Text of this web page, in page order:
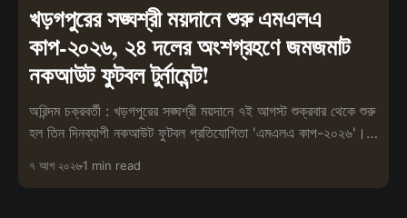
খড়গপুরের সঙ্ঘশ্রী ময়দানে শুরু এমএলএ
কাপ-২০২৬, ২৪ দলের অংশগ্রহণে জমজমাট
নকআউট ফুটবল টুর্নামেন্ট!
অরিন্দম চক্রবর্তী : খড়গপুরের সঙ্ঘশ্রী ময়দানে ৭ই আগস্ট শুক্রবার থেকে শুরু
হল তিন দিনব্যাপী নকআউট ফুটবল প্রতিযোগিতা 'এমএলএ কাপ-২০২৬'।
৭ আগ ২০২৬1 min read